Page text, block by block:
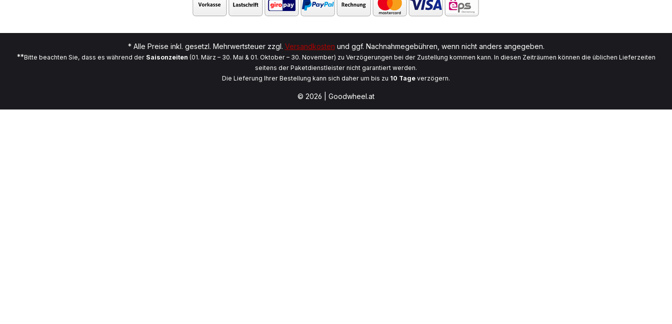
* Alle Preise inkl. gesetzl. Mehrwertsteuer zzgl. Versandkosten und ggf. Nachnahmegebühren, wenn nicht anders angegeben.
**Bitte beachten Sie, dass es während der Saisonzeiten (01. März – 30. Mai & 01. Oktober – 30. November) zu Verzögerungen bei der Zustellung kommen kann. In diesen Zeiträumen können die üblichen Lieferzeiten
seitens der Paketdienstleister nicht garantiert werden.
Die Lieferung Ihrer Bestellung kann sich daher um bis zu 10 Tage verzögern.
© 2026 | Goodwheel.at